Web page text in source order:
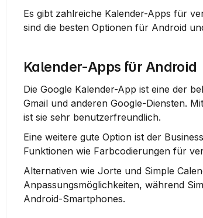
Es gibt zahlreiche Kalender-Apps für
sind die besten Optionen für Android
Kalender-Apps für Android
Die Google Kalender-App ist eine der
Gmail und anderen Google-Diensten.
ist sie sehr benutzerfreundlich.
Eine weitere gute Option ist der
Funktionen wie Farbcodierungen für
Alternativen wie Jorte und Simple
Anpassungsmöglichkeiten, während
Android-Smartphones.